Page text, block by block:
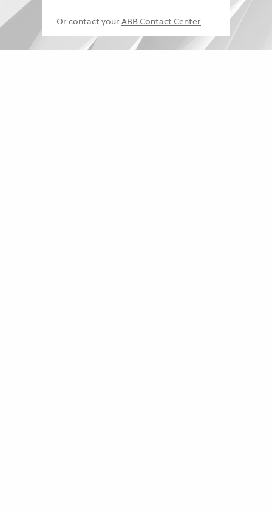
Or contact your ABB Contact Center